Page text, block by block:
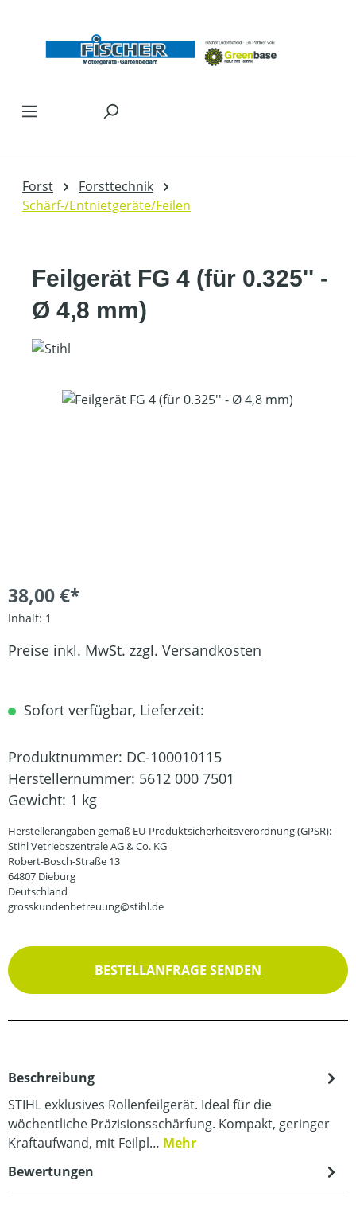
Forst
Forsttechnik
Schärf-/Entnietgeräte/Feilen
Feilgerät FG 4 (für 0.325'' -
Ø 4,8 mm)
Bildergalerie überspringen
38,00 €*
Inhalt: 1
Preise inkl. MwSt. zzgl. Versandkosten
Sofort verfügbar, Lieferzeit:
Produktnummer: DC-100010115
Herstellernummer: 5612 000 7501
Gewicht: 1 kg
Herstellerangaben gemäß EU-Produktsicherheitsverordnung (GPSR):
Stihl Vetriebszentrale AG & Co. KG
Robert-Bosch-Straße 13
64807 Dieburg
Deutschland
grosskundenbetreuung@stihl.de
BESTELLANFRAGE SENDEN
Beschreibung
STIHL exklusives Rollenfeilgerät. Ideal für die
wöchentliche Präzisionsschärfung. Kompakt, geringer
Kraftaufwand, mit Feilpl… Mehr
Bewertungen